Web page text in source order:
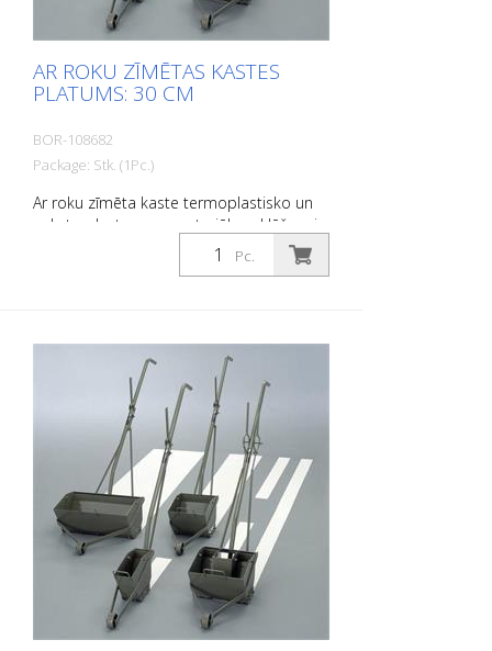
AR ROKU ZĪMĒTAS KASTES
PLATUMS: 30 CM
BOR-108682
Package: Stk. (1Pc.)
Ar roku zīmēta kaste termoplastisko un
auksto plastmasas materiālu uzklāšanai.
Pc.